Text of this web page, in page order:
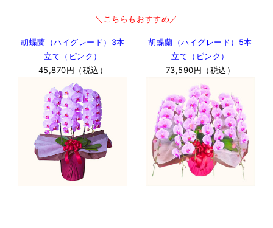
＼こちらもおすすめ／
胡蝶蘭（ハイグレード）3本
立て（ピンク）
45,870円（税込）
胡蝶蘭（ハイグレード）5本
立て（ピンク）
73,590円（税込）